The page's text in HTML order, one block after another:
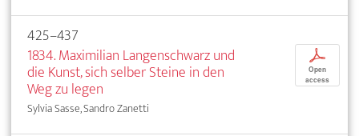
425–437
1834. Maximilian Langenschwarz und
die Kunst, sich selber Steine in den
Weg zu legen
Sylvia Sasse, Sandro Zanetti
p
Open
access